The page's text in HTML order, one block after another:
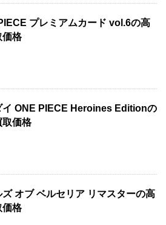
プレミアムカード vol.6の高
価格
イ ONE PIECE Heroines Editionの
取価格
ズ オブ ベルセリア リマスターの高
価格